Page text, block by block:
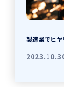
製造業でヒ